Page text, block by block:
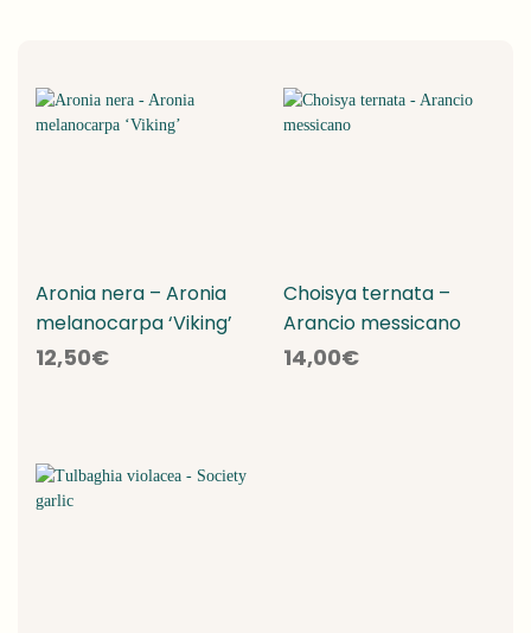
Aronia nera – Aronia
melanocarpa ‘Viking’
12,50€
Choisya ternata –
Arancio messicano
14,00€